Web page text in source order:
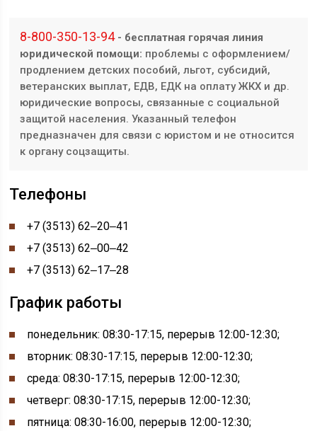
8-800-350-13-94- бесплатная горячая линия
юридической помощи: проблемы с оформлением/
продлением детских пособий, льгот, субсидий,
ветеранских выплат, ЕДВ, ЕДК на оплату ЖКХ и др.
юридические вопросы, связанные с социальной
защитой населения. Указанный телефон
предназначен для связи с юристом и не относится
к органу соцзащиты.
Телефоны
+7 (3513) 62‒20‒41
+7 (3513) 62‒00‒42
+7 (3513) 62‒17‒28
График работы
понедельник:08:30-17:15, перерыв 12:00-12:30;
вторник: 08:30-17:15, перерыв 12:00-12:30;
среда: 08:30-17:15, перерыв 12:00-12:30;
четверг: 08:30-17:15, перерыв 12:00-12:30;
пятница: 08:30-16:00, перерыв 12:00-12:30;